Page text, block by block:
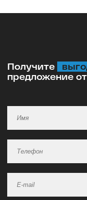
Получите
предложение